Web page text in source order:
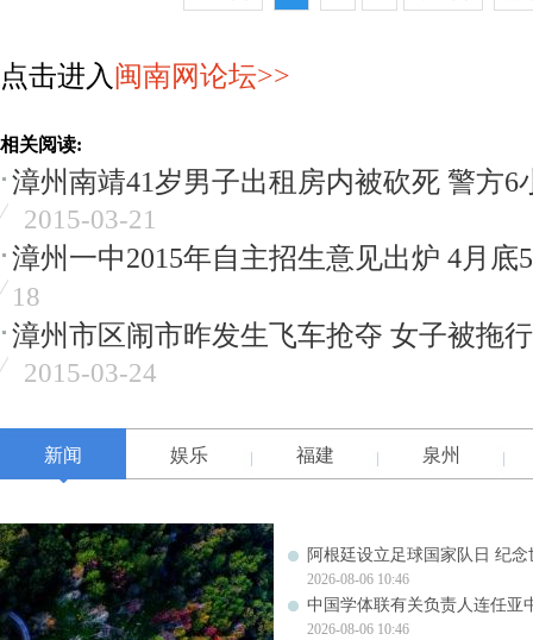
点击进入 闽南网论坛>>
相关阅读:
漳州南靖41岁男子出租房内被砍死 警方6
2015-03-21
漳州一中2015年自主招生意见出炉 4月底
18
漳州市区闹市昨发生飞车抢夺 女子被拖
2015-03-24
新闻 娱乐 福建 泉州
阿根廷设立足球国家队日 纪
2026-08-06 10:46
中国学体联有关负责人连任亚
2026-08-06 10:46